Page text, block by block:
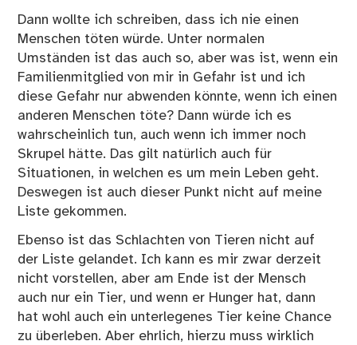
Dann wollte ich schreiben, dass ich nie einen
Menschen töten würde. Unter normalen
Umständen ist das auch so, aber was ist, wenn ein
Familienmitglied von mir in Gefahr ist und ich
diese Gefahr nur abwenden könnte, wenn ich einen
anderen Menschen töte? Dann würde ich es
wahrscheinlich tun, auch wenn ich immer noch
Skrupel hätte. Das gilt natürlich auch für
Situationen, in welchen es um mein Leben geht.
Deswegen ist auch dieser Punkt nicht auf meine
Liste gekommen.
Ebenso ist das Schlachten von Tieren nicht auf
der Liste gelandet. Ich kann es mir zwar derzeit
nicht vorstellen, aber am Ende ist der Mensch
auch nur ein Tier, und wenn er Hunger hat, dann
hat wohl auch ein unterlegenes Tier keine Chance
zu überleben. Aber ehrlich, hierzu muss wirklich